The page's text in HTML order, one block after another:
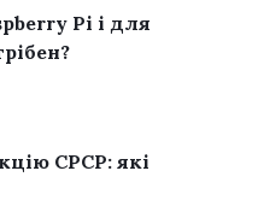
Pi і для
СРСР: які